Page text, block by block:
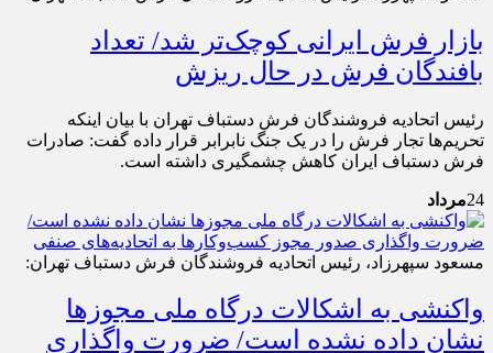
بازار فرش ایرانی کوچک‌تر شد/ تعداد
بافندگان فرش در حال ریزش
رئیس اتحادیه فروشندگان فرش دستباف تهران با بیان اینکه
تحریم‌‌‌ها تجار فرش را در یک جنگ نابرابر قرار داده‌‌‌ گفت: صادرات
24مرداد
واکنشی به اشکالات درگاه ملی مجوزها